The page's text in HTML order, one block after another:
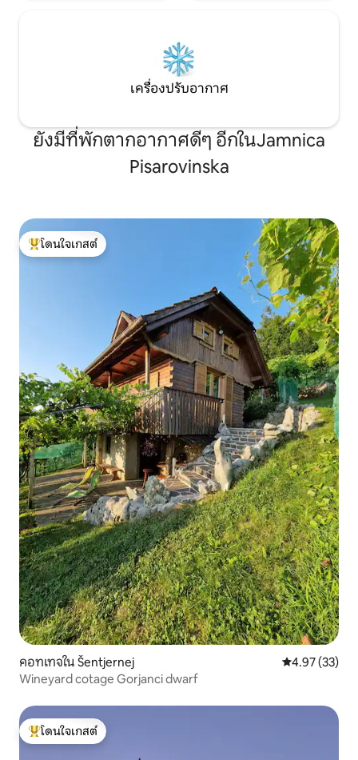
เครื่องปรับอากาศ
ยังมีที่พักตากอากาศดีๆ อีกในJamnica
Pisarovinska
โดนใจเกสต์ที่สุด
โดนใจเกสต์
คอทเทจใน Šentjernej คะแนนเฉลี่ย
4.97 (33)
Wineyard cotage Gorjanci dwarf
โดนใจเกสต์ที่สุด
โดนใจเกสต์